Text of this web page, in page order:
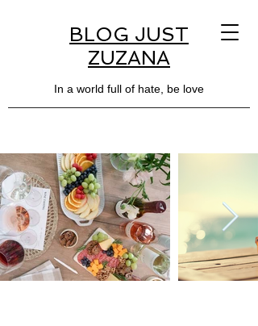
BLOG JUST
ZUZANA
In a world full of hate, be love